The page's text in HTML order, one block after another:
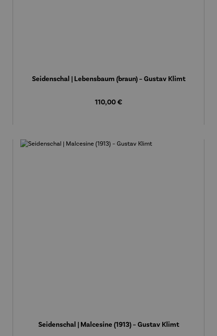
Seidenschal | Lebensbaum (braun) – Gustav Klimt
Regulärer Preis:
110,00 €
Seidenschal | Malcesine (1913) – Gustav Klimt